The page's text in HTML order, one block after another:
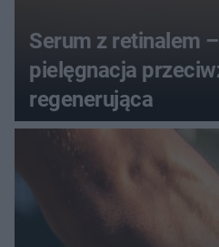
Serum z retinalem
pielęgnacja
regenerująca